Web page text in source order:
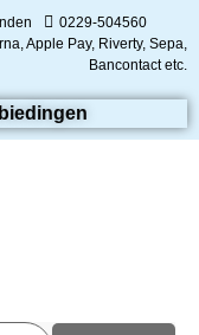
0229-504560
Apple Pay, Riverty, Sepa,
Bancontact etc.